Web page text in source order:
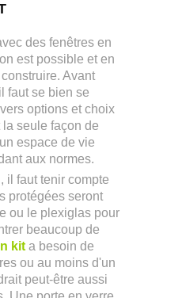
des fenêtres en
est possible et en
Avant
faut se bien se
options et choix
seule façon de
espace de vie
aux normes.
il faut tenir compte
protégées seront
ou le plexiglas pour
beaucoup de
kit a besoin de
ou au moins d'un
peut-être aussi